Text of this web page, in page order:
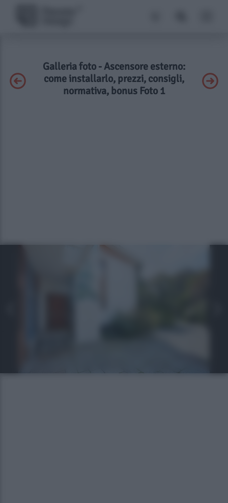
Galleria foto - Ascensore esterno:
come installarlo, prezzi, consigli,
normativa, bonus Foto 1